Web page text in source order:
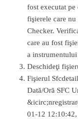
fost executat
fişierele care nu
Checker.
care au fost
a
Deschideţi
Fişierul
Dată/Oră SFC
01-12